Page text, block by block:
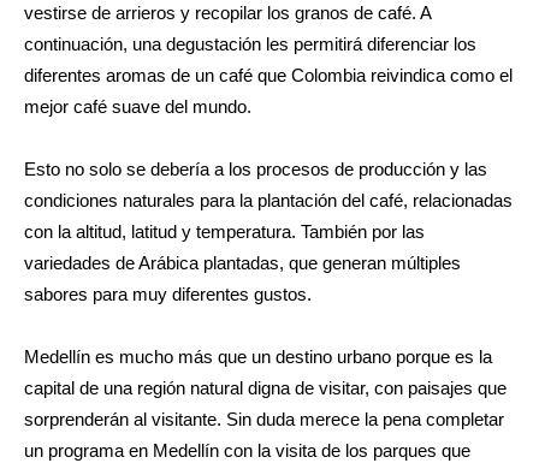
vestirse de arrieros y recopilar los granos de café. A
continuación, una degustación les permitirá diferenciar los
diferentes aromas de un café que Colombia reivindica como el
mejor café suave del mundo.
Esto no solo se debería a los procesos de producción y las
condiciones naturales para la plantación del café, relacionadas
con la altitud, latitud y temperatura. También por las
variedades de Arábica plantadas, que generan múltiples
sabores para muy diferentes gustos.
Medellín es mucho más que un destino urbano porque es la
capital de una región natural digna de visitar, con paisajes que
sorprenderán al visitante. Sin duda merece la pena completar
un programa en Medellín con la visita de los parques que